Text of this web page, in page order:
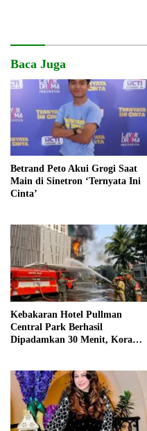
Baca Juga
Betrand Peto Akui Grogi Saat
Main di Sinetron ‘Ternyata Ini
Cinta’
Kebakaran Hotel Pullman
Central Park Berhasil
Dipadamkan 30 Menit, Koramil